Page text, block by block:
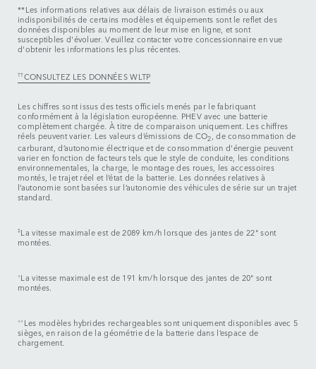
**Les informations relatives aux délais de livraison estimés ou aux
indisponibilités de certains modèles et équipements sont le reflet des
données disponibles au moment de leur mise en ligne, et sont
susceptibles d'évoluer. Veuillez contacter votre concessionnaire en vue
d'obtenir les informations les plus récentes.
††CONSULTEZ LES DONNÉES WLTP
Les chiffres sont issus des tests officiels menés par le fabriquant
conformément à la législation européenne. PHEV avec une batterie
complètement chargée. À titre de comparaison uniquement. Les chiffres
réels peuvent varier. Les valeurs d’émissions de CO2, de consommation de
carburant, d’autonomie électrique et de consommation d'énergie peuvent
varier en fonction de facteurs tels que le style de conduite, les conditions
environnementales, la charge, le montage des roues, les accessoires
montés, le trajet réel et l’état de la batterie. Les données relatives à
l’autonomie sont basées sur l’autonomie des véhicules de série sur un trajet
standard.
‡La vitesse maximale est de 2089 km/h lorsque des jantes de 22" sont
montées.
⬨La vitesse maximale est de 191 km/h lorsque des jantes de 20" sont
montées.
⬨⬨ Les modèles hybrides rechargeables sont uniquement disponibles avec 5
sièges, en raison de la géométrie de la batterie dans l’espace de
chargement.